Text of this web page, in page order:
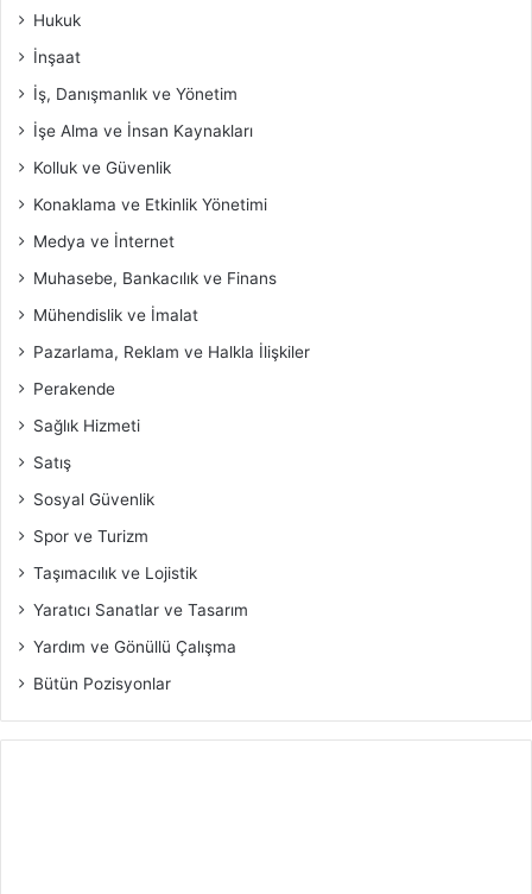
Hukuk
İnşaat
İş, Danışmanlık ve Yönetim
İşe Alma ve İnsan Kaynakları
Kolluk ve Güvenlik
Konaklama ve Etkinlik Yönetimi
Medya ve İnternet
Muhasebe, Bankacılık ve Finans
Mühendislik ve İmalat
Pazarlama, Reklam ve Halkla İlişkiler
Perakende
Sağlık Hizmeti
Satış
Sosyal Güvenlik
Spor ve Turizm
Taşımacılık ve Lojistik
Yaratıcı Sanatlar ve Tasarım
Yardım ve Gönüllü Çalışma
Bütün Pozisyonlar